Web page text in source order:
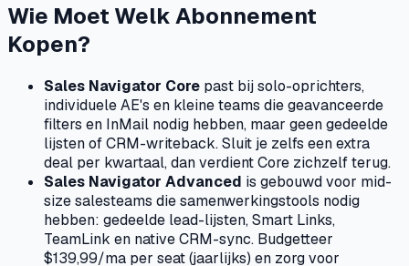
Wie Moet Welk Abonnement
Kopen?
Sales Navigator Core past bij solo-oprichters,
individuele AE's en kleine teams die geavanceerde
filters en InMail nodig hebben, maar geen gedeelde
lijsten of CRM-writeback. Sluit je zelfs een extra
deal per kwartaal, dan verdient Core zichzelf terug.
Sales Navigator Advanced is gebouwd voor mid-
size salesteams die samenwerkingstools nodig
hebben: gedeelde lead-lijsten, Smart Links,
TeamLink en native CRM-sync. Budgetteer
$139,99/ma per seat (jaarlijks) en zorg voor